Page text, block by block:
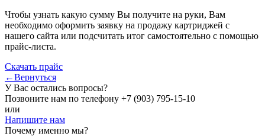
Чтобы узнать какую сумму Вы получите на руки, Вам
необходимо оформить заявку на продажу картриджей с
нашего сайта или подсчитать итог самостоятельно с помощью
прайс-листа.
Скачать прайс
←Вернуться
У Вас остались вопросы?
Позвоните нам по телефону +7 (903) 795-15-10
или
Напишите нам
Почему именно мы?